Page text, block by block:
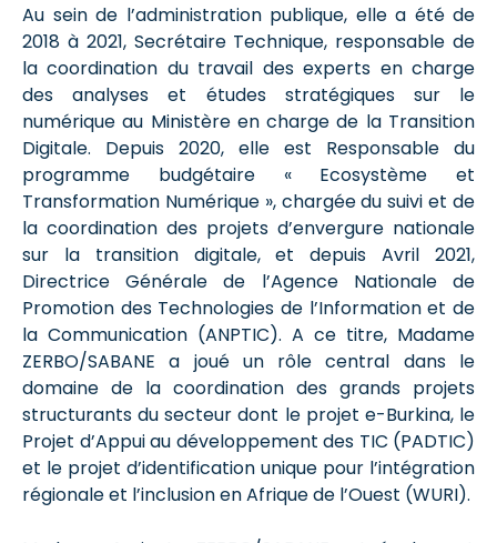
Au sein de l’administration publique, elle a été de
2018 à 2021, Secrétaire Technique, responsable de
la coordination du travail des experts en charge
des analyses et études stratégiques sur le
numérique au Ministère en charge de la Transition
Digitale. Depuis 2020, elle est Responsable du
programme budgétaire « Ecosystème et
Transformation Numérique », chargée du suivi et de
la coordination des projets d’envergure nationale
sur la transition digitale, et depuis Avril 2021,
Directrice Générale de l’Agence Nationale de
Promotion des Technologies de l’Information et de
la Communication (ANPTIC). A ce titre, Madame
ZERBO/SABANE a joué un rôle central dans le
domaine de la coordination des grands projets
structurants du secteur dont le projet e-Burkina, le
Projet d’Appui au développement des TIC (PADTIC)
et le projet d’identification unique pour l’intégration
régionale et l’inclusion en Afrique de l’Ouest (WURI).